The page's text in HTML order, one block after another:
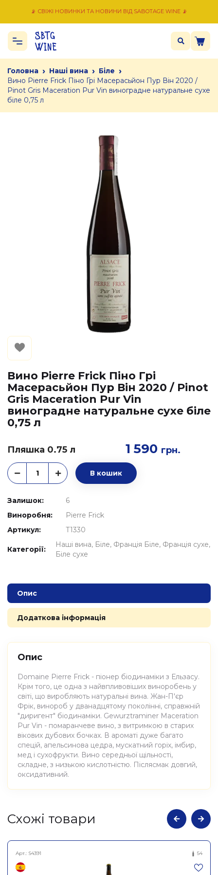
📡 СВІЖІ НОВИНКИ ТА НОВИНИ ВІД SABOTAGE WINE 📡
Головна › Наші вина › Біле ›
Вино Pierre Frick Піно Грі Масерасьйон Пур Він 2020 /
Pinot Gris Maceration Pur Vin виноградне натуральне сухе
біле 0,75 л
Вино Pierre Frick Піно Грі
Масерасьйон Пур Він 2020 / Pinot
Gris Maceration Pur Vin
виноградне натуральне сухе біле
0,75 л
Пляшка 0.75 л 1 590 грн.
В кошик
Залишок:
6
Виноробня:
Pierre Frick
Артикул:
T1330
Категорії:
Наші вина Біле Франція Біле Франція сухе
Біле сухе
Опис
Додаткова інформація
Опис
Domaine Pierre Frick - піонер біодинаміки з Ельзасу.
Крім того, це одна з найвпливовіших виноробень у
світі, що виробляють натуральні вина. Жан-П'єр
Фрік, винороб у дванадцятому поколінні, справжній
"диригент" біодинаміки. Gewurztraminer Maceration
Pur Vin - помаранчеве вино, з витримкою в старих
вікових дубових бочках. В ароматі дуже багато
спецій, апельсинова цедра, мускатний горіх, імбир,
мед і сухофрукти. Вино середньої щільності,
складне, з низькою кислотністю. Післясмак довгий,
оксидативний.
Атрибути
натуральне сухе біле Піно
Cхожі товари
Арт.: S4391 54